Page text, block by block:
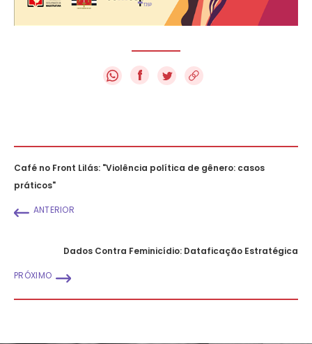
f
Café no Front Lilás: "Violência política de gênero: casos
práticos"
ANTERIOR
Dados Contra Feminicídio: Dataficação Estratégica
PRÓXIMO